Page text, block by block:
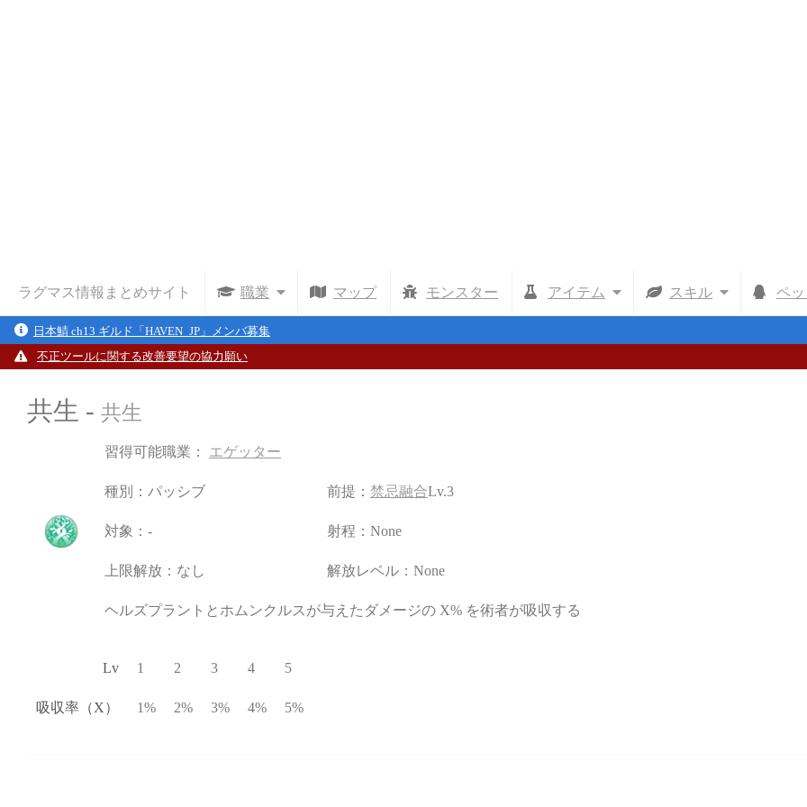
ラグマス情報まとめサイト 職業 マップ モンスター アイテム スキル ペッ
日本鯖 ch13 ギルド「HAVEN_JP」メンバ募集
不正ツールに関する改善要望の協力願い
共生 - 共生
習得可能職業： エゲッター
種別：パッシブ 前提： 禁忌融合Lv.3
対象：- 射程：None
上限解放：なし 解放レベル：None
ヘルズプラントとホムンクルスが与えたダメージの X% を術者が吸収する
Lv 1 2 3 4 5
吸収率（X） 1% 2% 3% 4% 5%